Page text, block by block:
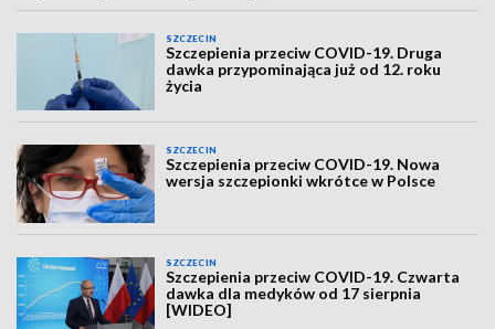
SZCZECIN
Szczepienia przeciw COVID-19. Druga
dawka przypominająca już od 12. roku
życia
SZCZECIN
Szczepienia przeciw COVID-19. Nowa
wersja szczepionki wkrótce w Polsce
SZCZECIN
Szczepienia przeciw COVID-19. Czwarta
dawka dla medyków od 17 sierpnia
[WIDEO]